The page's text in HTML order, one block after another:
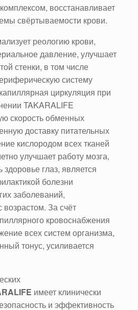
восстанавливает
свёртываемости крови.
реологию крови,
давление, улучшает
стенки, в том числе
систему
циркуляция при
TAKARALIFE
скорость обменных
доставку питательных
кислородом всех тканей
улучшает работу мозга,
здоровье глаз, является
болезни
заболеваний,
За счёт
кровоснабжения
всех систем организма,
тонус, усиливается
имеет клинически
и эффективность